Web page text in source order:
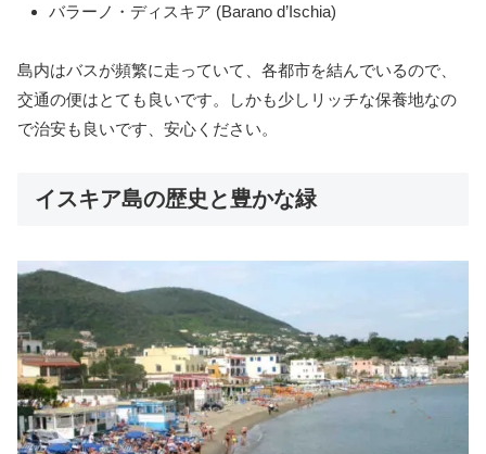
バラーノ・ディスキア (Barano d’Ischia)
島内はバスが頻繁に走っていて、各都市を結んでいるので、
交通の便はとても良いです。しかも少しリッチな保養地なの
で治安も良いです、安心ください。
イスキア島の歴史と豊かな緑